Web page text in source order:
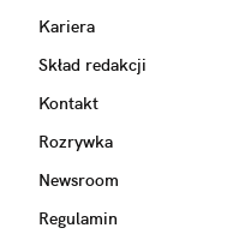
Kariera
Skład redakcji
Kontakt
Rozrywka
Newsroom
Regulamin